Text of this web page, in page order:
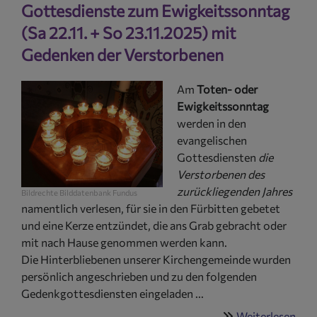
Gottesdienste zum Ewigkeitssonntag
(Sa 22.11. + So 23.11.2025) mit
Gedenken der Verstorbenen
Bildrechte Bilddatenbank Fundus
Am Toten- oder
Ewigkeitssonntag
werden in den
evangelischen
Gottesdiensten die
Verstorbenen des
zurückliegenden Jahres
namentlich verlesen, für sie in den Fürbitten gebetet
und eine Kerze entzündet, die ans Grab gebracht oder
mit nach Hause genommen werden kann.
Die Hinterbliebenen unserer Kirchengemeinde wurden
persönlich angeschrieben und zu den folgenden
Gedenkgottesdiensten eingeladen ...